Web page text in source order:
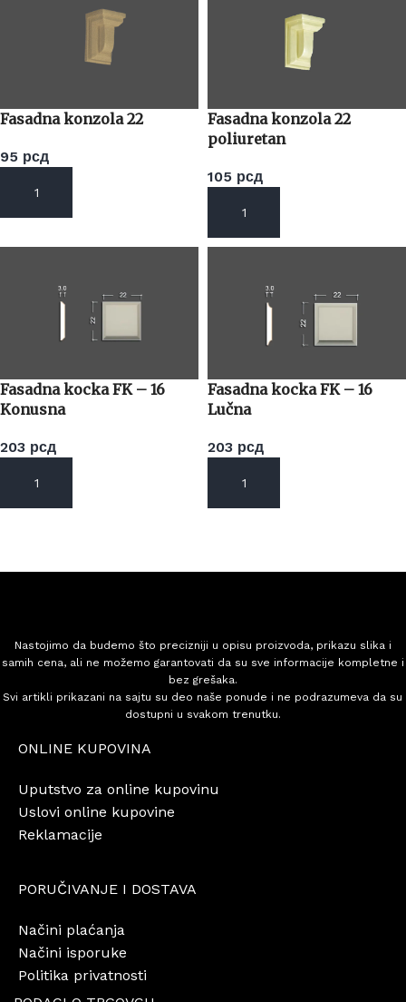
Fasadna konzola 22
95 рсд
DODAJ U KORPU
Fasadna konzola 22
poliuretan
105 рсд
DODAJ U KORPU
Fasadna kocka FK – 16
Konusna
203 рсд
DODAJ U KORPU
Fasadna kocka FK – 16
Lučna
203 рсд
DODAJ U KORPU
Nastojimo da budemo što precizniji u opisu proizvoda, prikazu slika i
samih cena, ali ne možemo garantovati da su sve informacije kompletne i
bez grešaka.
Svi artikli prikazani na sajtu su deo naše ponude i ne podrazumeva da su
dostupni u svakom trenutku.
ONLINE KUPOVINA
Uputstvo za online kupovinu
Uslovi online kupovine
Reklamacije
PORUČIVANJE I DOSTAVA
Načini plaćanja
Načini isporuke
Politika privatnosti